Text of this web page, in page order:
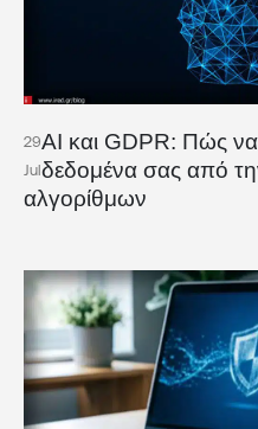
29
Jul
AI και GDPR: Πώς
δεδομένα σας από
αλγορίθμων